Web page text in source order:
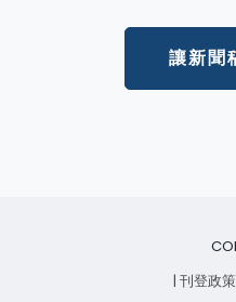
讓新聞
| 刊登政策